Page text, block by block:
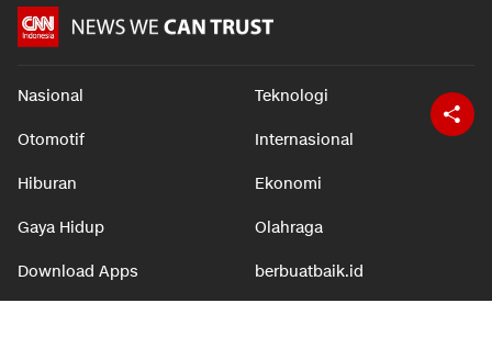
Nasional Teknologi
Otomotif Internasional
Hiburan Ekonomi
Gaya Hidup Olahraga
Download Apps berbuatbaik.id